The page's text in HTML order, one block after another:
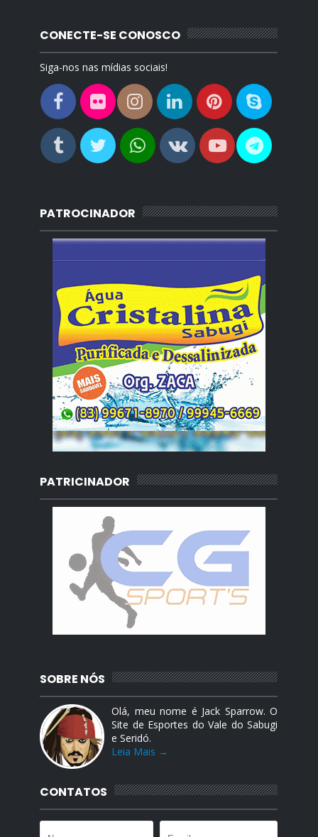
CONECTE-SE CONOSCO
Siga-nos nas mídias sociais!
PATROCINADOR
PATRICINADOR
SOBRE NÓS
Olá, meu nome é Jack Sparrow. O
Site de Esportes do Vale do Sabugi
e Seridó.
Leia Mais →
CONTATOS